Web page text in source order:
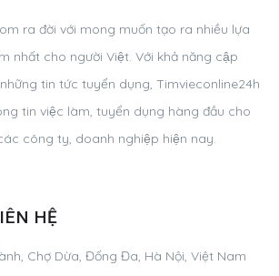
ra đời với mong muốn tạo ra nhiều lựa
nhất cho người Việt. Với khả năng cập
tin tức tuyển dụng, Timvieconline24h
tin việc làm, tuyển dụng hàng đầu cho
công ty, doanh nghiệp hiện nay.
HỆ
Chợ Dừa, Đống Đa, Hà Nội, Việt Nam